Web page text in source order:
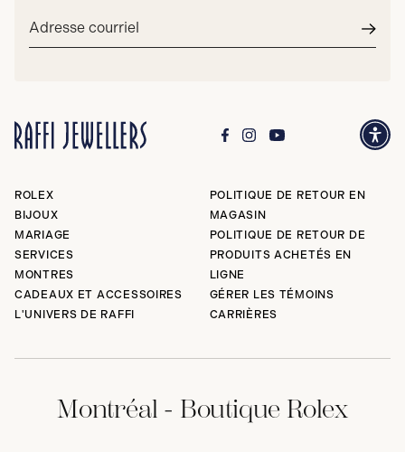
Adresse
ROLEX
BIJOUX
MARIAGE
SERVICES
MONTRES
CADEAUX ET ACCESSOIRES
L'UNIVERS DE RAFFI
POLITIQUE DE RETOUR EN
MAGASIN
POLITIQUE DE RETOUR DE
PRODUITS ACHETÉS EN
LIGNE
GÉRER LES TÉMOINS
CARRIÈRES
Montréal - Boutique Rolex